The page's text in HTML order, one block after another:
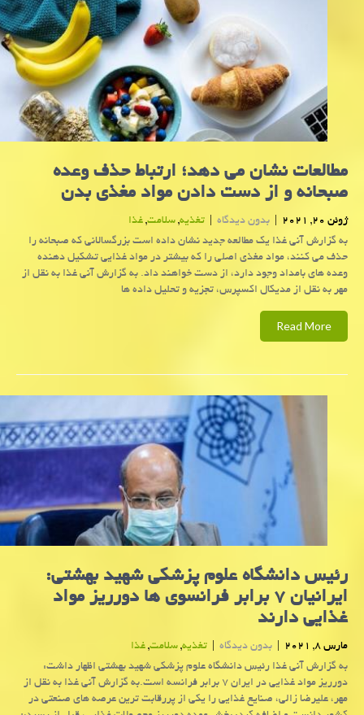
مطالعات نشان می دهد؛ ارتباط حذف وعده
صبحانه و از دست دادن مواد مغذی بدن
ژوئن 20, 2021 | بدون دیدگاه | تغذیه,سلامت,غذا
به گزارش آنی غذا یک مطالعه جدید نشان داده است بزرگسالانی که صبحانه را
حذف می کنند، مواد مغذی اصلی را که بیشتر در مواد غذایی تشکیل دهنده
وعده های بامداد وجود دارد، از دست خواهند داد. به گزارش آنی غذا به نقل از
مهر به نقل از مدیکال اکسپرس، تجزیه و تحلیل داده ها
Read More
رئیس دانشگاه علوم پزشكی شهید بهشتی:
ایرانیان ۷ برابر فرانسوی ها دورریز مواد
غذایی دارند
مارس 8, 2021 | بدون دیدگاه | تغذیه,سلامت,غذا
به گزارش آنی غذا رئیس دانشگاه علوم پزشکی شهید بهشتی اظهار داشت:
دورریز مواد غذایی در ایران ۷ برابر فرانسه است.به گزارش آنی غذا به نقل از
مهر، علیرضا زالی، صنایع غذایی را یکی از پررقابت ترین عرصه های صنعتی در